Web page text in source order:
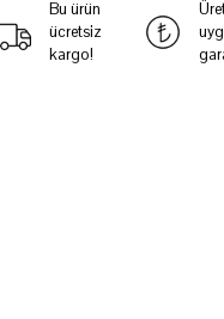
Bu ürün
ücretsiz
kargo!